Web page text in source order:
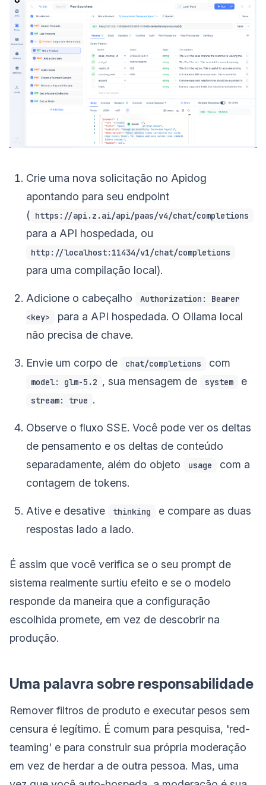
Crie uma nova solicitação no Apidog
apontando para seu endpoint
( https://api.z.ai/api/paas/v4/chat/completions
para a API hospedada, ou
http://localhost:11434/v1/chat/completions
para uma compilação local).
Adicione o cabeçalho
Authorization: Bearer
<key>
para a API hospedada. O Ollama local
não precisa de chave.
Envie um corpo de chat/completions com
model: glm-5.2 , sua mensagem de system e
stream: true .
Observe o fluxo SSE. Você pode ver os deltas
de pensamento e os deltas de conteúdo
separadamente, além do objeto
usage
com a
contagem de tokens.
Ative e desative thinking
e compare as duas
respostas lado a lado.
É assim que você verifica se o seu prompt de
sistema realmente surtiu efeito e se o modelo
responde da maneira que a configuração
escolhida promete, em vez de descobrir na
produção.
Uma palavra sobre responsabilidade
Remover filtros de produto e executar pesos sem
censura é legítimo. É comum para pesquisa, 'red-
teaming' e para construir sua própria moderação
em vez de herdar a de outra pessoa. Mas, uma